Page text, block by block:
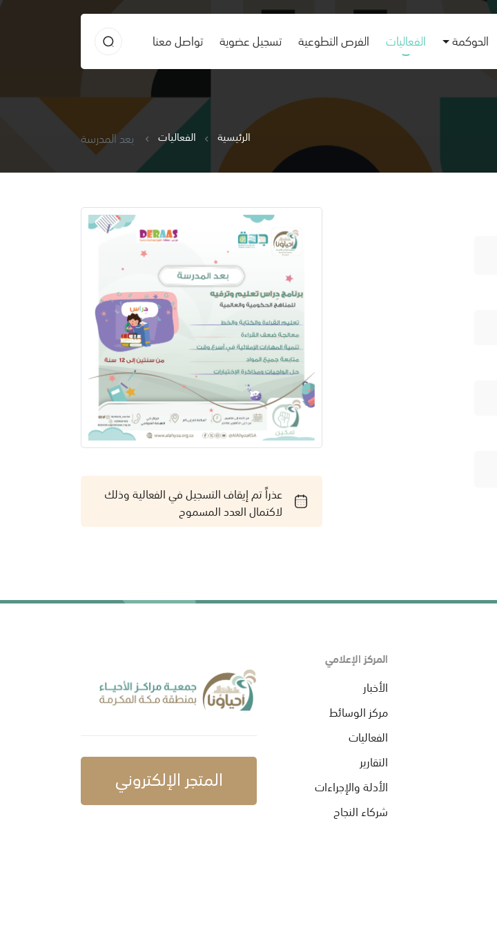
الحوكمة الفعاليات الفرص التطوعية تسجيل عضوية تواصل معنا
الرئيسية الفعاليات بعد المدرسة
عذراً تم إيقاف التسجيل في الفعالية وذلك
لاكتمال العدد المسموح
المركز الإعلامي
الأخبار
مركز الوسائط
الفعاليات
التقارير
الأدلة والإجراءات
شركاء النجاح
المتجر الإلكتروني